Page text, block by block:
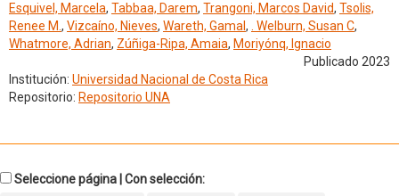
Esquivel, Marcela, Tabbaa, Darem, Trangoni, Marcos David, Tsolis,
Renee M., Vizcaíno, Nieves, Wareth, Gamal, . Welburn, Susan C,
Whatmore, Adrian, Zúñiga-Ripa, Amaia, Moriyónq, Ignacio
Publicado 2023
Institución: Universidad Nacional de Costa Rica
Repositorio: Repositorio UNA
Seleccione página | Con selección: